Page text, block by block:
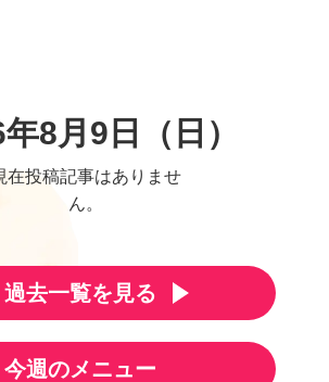
8月9日（日）
在投稿記事はありませ
ん。
過去一覧を見る
今週のメニュー